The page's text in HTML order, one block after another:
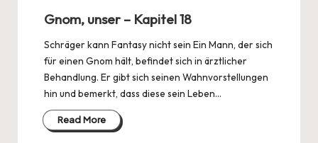
Gnom, unser – Kapitel 18
Schräger kann Fantasy nicht sein Ein Mann, der sich
für einen Gnom hält, befindet sich in ärztlicher
Behandlung. Er gibt sich seinen Wahnvorstellungen
hin und bemerkt, dass diese sein Leben…
Read More